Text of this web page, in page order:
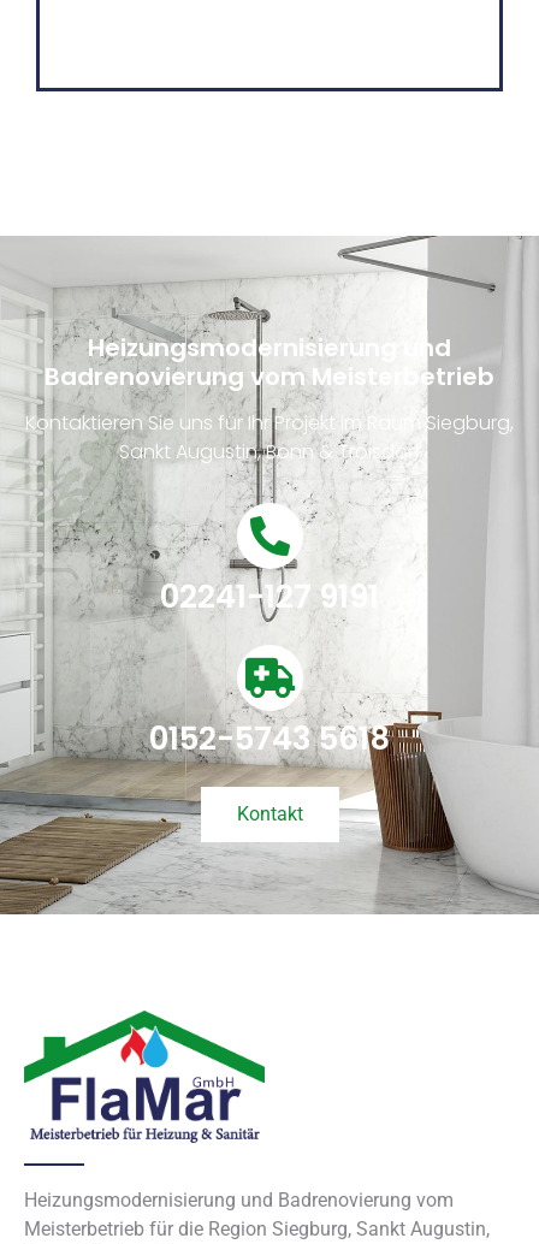
Heizungsmodernisierung und
Badrenovierung vom Meisterbetrieb
Kontaktieren Sie uns für Ihr Projekt im Raum Siegburg,
Sankt Augustin, Bonn & Troisdorf
02241-127 9191
0152-5743 5618
Kontakt
Heizungsmodernisierung und Badrenovierung vom
Meisterbetrieb für die Region Siegburg, Sankt Augustin,